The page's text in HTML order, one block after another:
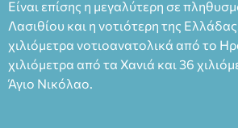
Είναι επίσης η μεγαλύτερη σε
Λασιθίου και η νοτιότερη της
χιλιόμετρα νοτιοανατολικά από το
χιλιόμετρα από τα Χανιά και 36
Άγιο Νικόλαο.